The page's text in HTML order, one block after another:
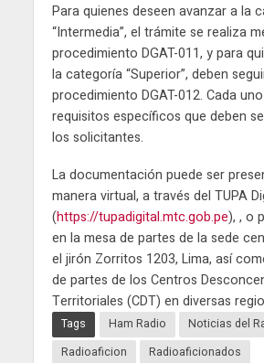
Para quienes deseen avanzar a la
“Intermedia”, el trámite se realiza
procedimiento DGAT-011, y para
la categoría “Superior”, deben
procedimiento DGAT-012. Cada
requisitos específicos que deben
los solicitantes.
La documentación puede ser
manera virtual, a través del TUPA
(https://tupadigital.mtc.gob.pe), , o
en la mesa de partes de la sede
el jirón Zorritos 1203, Lima, así
de partes de los Centros
Territoriales (CDT) en diversas
Tags Ham Radio
Noticias del
Radioaficion
Radioaficionados